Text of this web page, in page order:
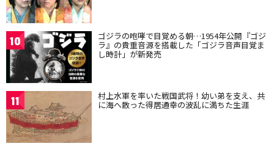
10 ゴジラの咆哮で目覚める朝…1954年公開『ゴジ
ラ』の貴重音源を搭載した「ゴジラ音声目覚ま
し時計」が新発売
11 村上水軍を率いた戦国武将！幼い弟を支え、共
に海へ散った得居通幸の波乱に満ちた生涯